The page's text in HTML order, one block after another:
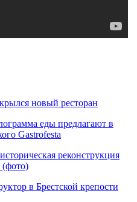
новый ресторан
еды предлагают в
Gastrofestа
реконструкция
(фото)
в Брестской крепости